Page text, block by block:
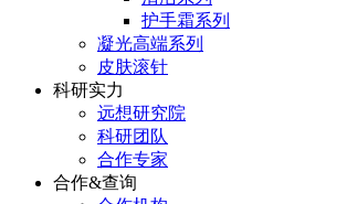
护手霜系列
凝光高端系列
皮肤滚针
科研实力
远想研究院
科研团队
合作专家
合作&查询